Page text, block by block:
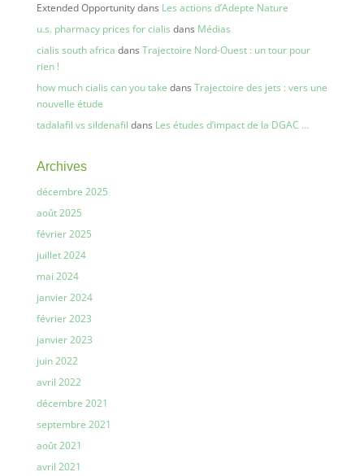
Extended Opportunitydans Les actions d’Adepte Nature
u.s. pharmacy prices for cialis dans Médias
cialis south africa dans Trajectoire Nord-Ouest : un tour pour
rien !
how much cialis can you take dans Trajectoire des jets : vers une
nouvelle étude
tadalafil vs sildenafil dans Les études d’impact de la DGAC …
Archives
décembre 2025
août 2025
février 2025
juillet 2024
mai 2024
janvier 2024
février 2023
janvier 2023
juin 2022
avril 2022
décembre 2021
septembre 2021
août 2021
avril 2021